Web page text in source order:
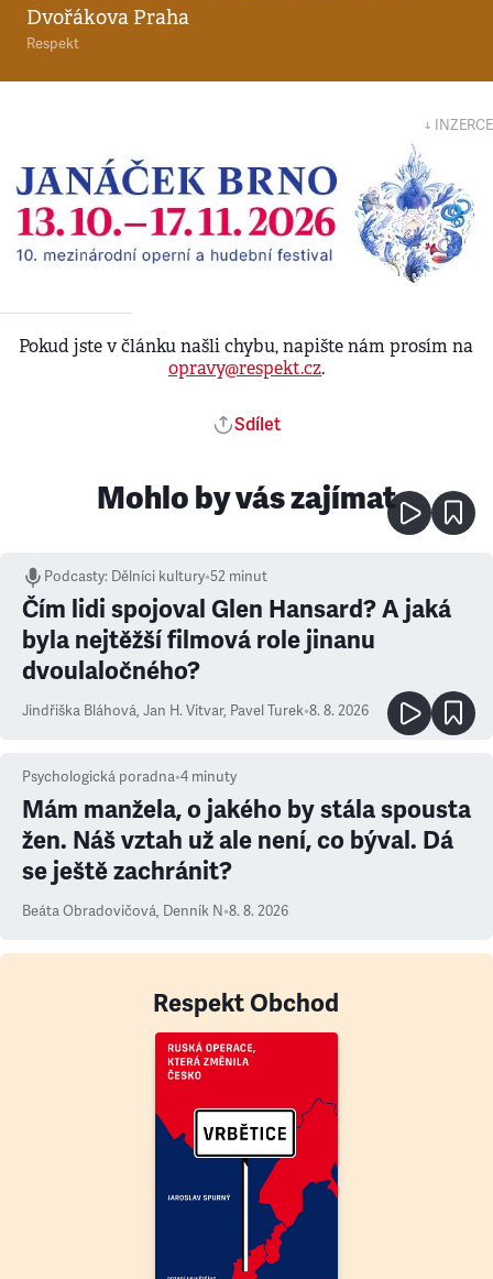
Dvořákova Praha
Respekt
↓ INZERCE
Pokud jste v článku našli chybu, napište nám prosím na
opravy@respekt.cz.
Sdílet
Mohlo by vás zajímat
Podcasty: Dělníci kultury•52 minut
Čím lidi spojoval Glen Hansard? A jaká
byla nejtěžší filmová role jinanu
dvoulaločného?
Jindřiška Bláhová, Jan H. Vitvar, Pavel Turek•8. 8. 2026
Psychologická poradna•4 minuty
Mám manžela, o jakého by stála spousta
žen. Náš vztah už ale není, co býval. Dá
se ještě zachránit?
Beáta Obradovičová, Denník N•8. 8. 2026
Respekt Obchod